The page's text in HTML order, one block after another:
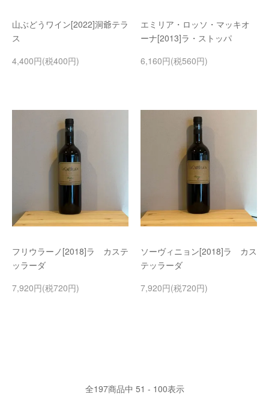
山ぶどうワイン[2022]洞爺テラ
ス
4,400円(税400円)
エミリア・ロッソ・マッキオ
ーナ[2013]ラ・ストッパ
6,160円(税560円)
フリウラーノ[2018]ラ カステ
ッラーダ
7,920円(税720円)
ソーヴィニョン[2018]ラ カス
テッラーダ
7,920円(税720円)
全197商品中 51 - 100表示